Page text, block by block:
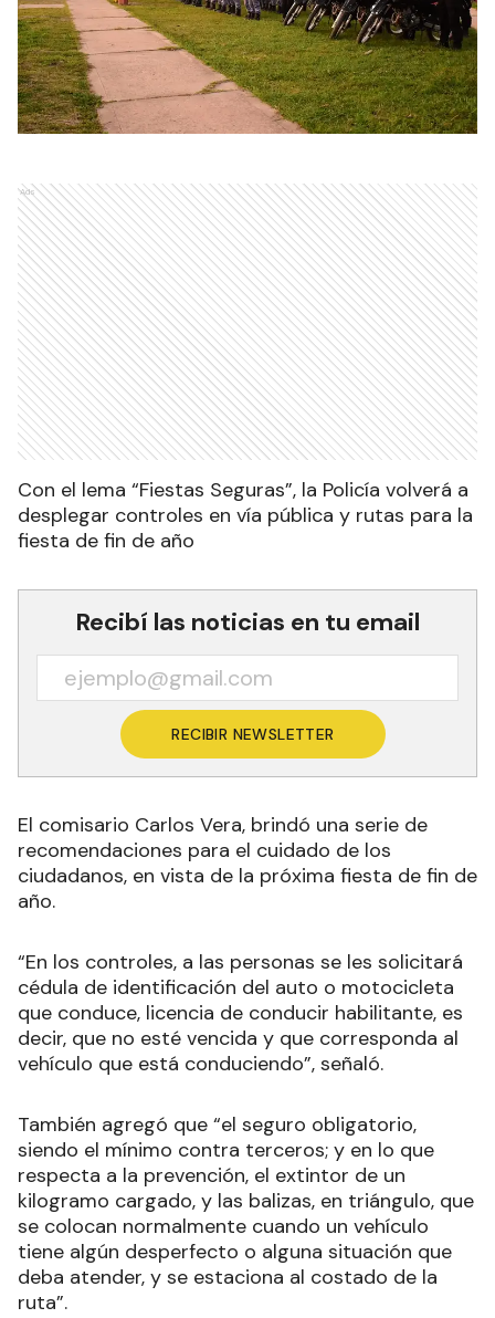
Ads
Con el lema “Fiestas Seguras”, la Policía volverá a
desplegar controles en vía pública y rutas para la
fiesta de fin de año
Recibí las noticias en tu email
RECIBIR NEWSLETTER
El comisario Carlos Vera, brindó una serie de
recomendaciones para el cuidado de los
ciudadanos, en vista de la próxima fiesta de fin de
año.
“En los controles, a las personas se les solicitará
cédula de identificación del auto o motocicleta
que conduce, licencia de conducir habilitante, es
decir, que no esté vencida y que corresponda al
vehículo que está conduciendo”, señaló.
También agregó que “el seguro obligatorio,
siendo el mínimo contra terceros; y en lo que
respecta a la prevención, el extintor de un
kilogramo cargado, y las balizas, en triángulo, que
se colocan normalmente cuando un vehículo
tiene algún desperfecto o alguna situación que
deba atender, y se estaciona al costado de la
ruta”.